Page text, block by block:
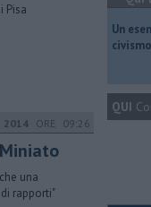
Pisa
2014 ORE 09:26
una
rapporti"
​Un
civismo
QUI